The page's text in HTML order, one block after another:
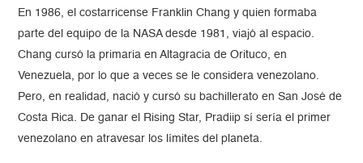
En 1986, el costarricense Franklin Chang y quien formaba
parte del equipo de la NASA desde 1981, viajó al espacio.
Chang cursó la primaria en Altagracia de Orituco, en
Venezuela, por lo que a veces se le considera venezolano.
Pero, en realidad, nació y cursó su bachillerato en San José de
Costa Rica. De ganar el Rising Star, Pradiip sí sería el primer
venezolano en atravesar los límites del planeta.